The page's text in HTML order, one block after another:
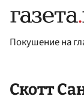
Покушение на
Скотт